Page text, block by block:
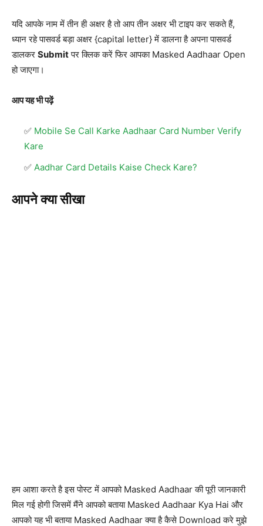
यदि आपके नाम में तीन ही अक्षर है तो आप तीन अक्षर भी टाइप कर सकते हैं,
ध्यान रहे पासवर्ड बड़ा अक्षर {capital letter} में डालना है अपना पासवर्ड
डालकर Submitपर क्लिक करें फिर आपका Masked Aadhaar Open
हो जाएगा।
आप यह भी पढ़ें
Mobile Se Call Karke Aadhaar Card Number Verify
Kare
Aadhar Card Details Kaise Check Kare?
आपने क्या सीखा
हम आशा करते है इस पोस्ट में आपको Masked Aadhaar की पूरी जानकारी
मिल गई होगी जिसमें मैंने आपको बताया Masked Aadhaar Kya Hai और
आपको यह भी बताया Masked Aadhaar क्या है कैसे Download करे मुझे